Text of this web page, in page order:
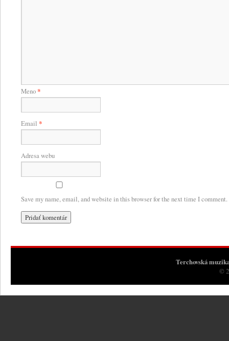
Meno*
Email *
Adresa webu
Save my name, email, and website in this browser for the next time I comment.
Terchovská
©